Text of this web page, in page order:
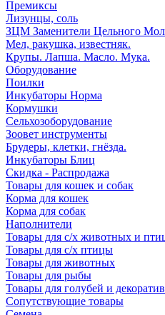
Премиксы
Лизунцы, соль
ЗЦМ Заменители Цельного
Мел, ракушка, известняк.
Крупы. Лапша. Масло. Мука.
Оборудование
Поилки
Инкубаторы Норма
Кормушки
Сельхозоборудование
Зоовет инструменты
Брудеры, клетки, гнёзда.
Инкубаторы Блиц
Скидка - Распродажа
Товары для кошек и собак
Корма для кошек
Корма для собак
Наполнители
Товары для с/х животных и
Товары для с/х птицы
Товары для животных
Товары для рыбы
Товары для голубей и
Сопутствующие товары